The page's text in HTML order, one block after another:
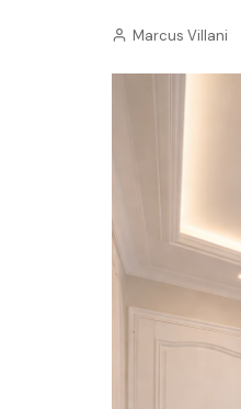
Marcus Villani